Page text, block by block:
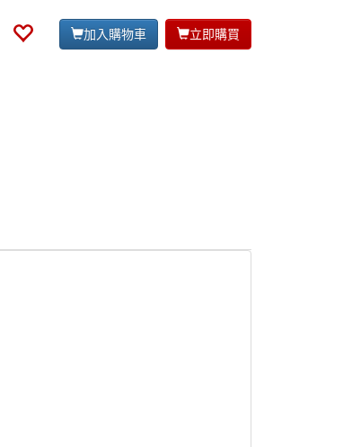
加入購物車 立即購買